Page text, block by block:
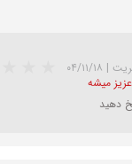
| ۰۴/۱۱/۱۸
میشه
دهید